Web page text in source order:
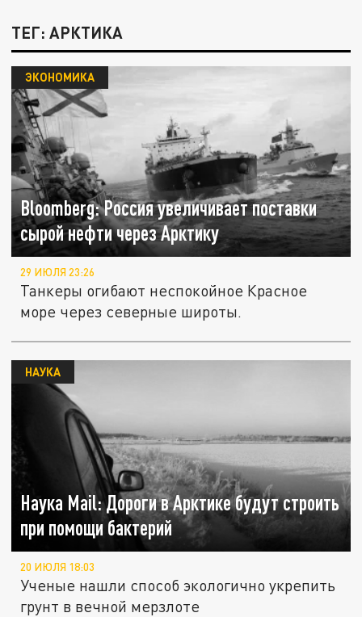
ТЕГ: АРКТИКА
Bloomberg: Россия увеличивает поставки
сырой нефти через Арктику
ЭКОНОМИКА
29 ИЮЛЯ 23:26
Танкеры огибают неспокойное Красное
море через северные широты.
Наука Mail: Дороги в Арктике будут строить
при помощи бактерий
НАУКА
20 ИЮЛЯ 18:03
Ученые нашли способ экологично укрепить
грунт в вечной мерзлоте